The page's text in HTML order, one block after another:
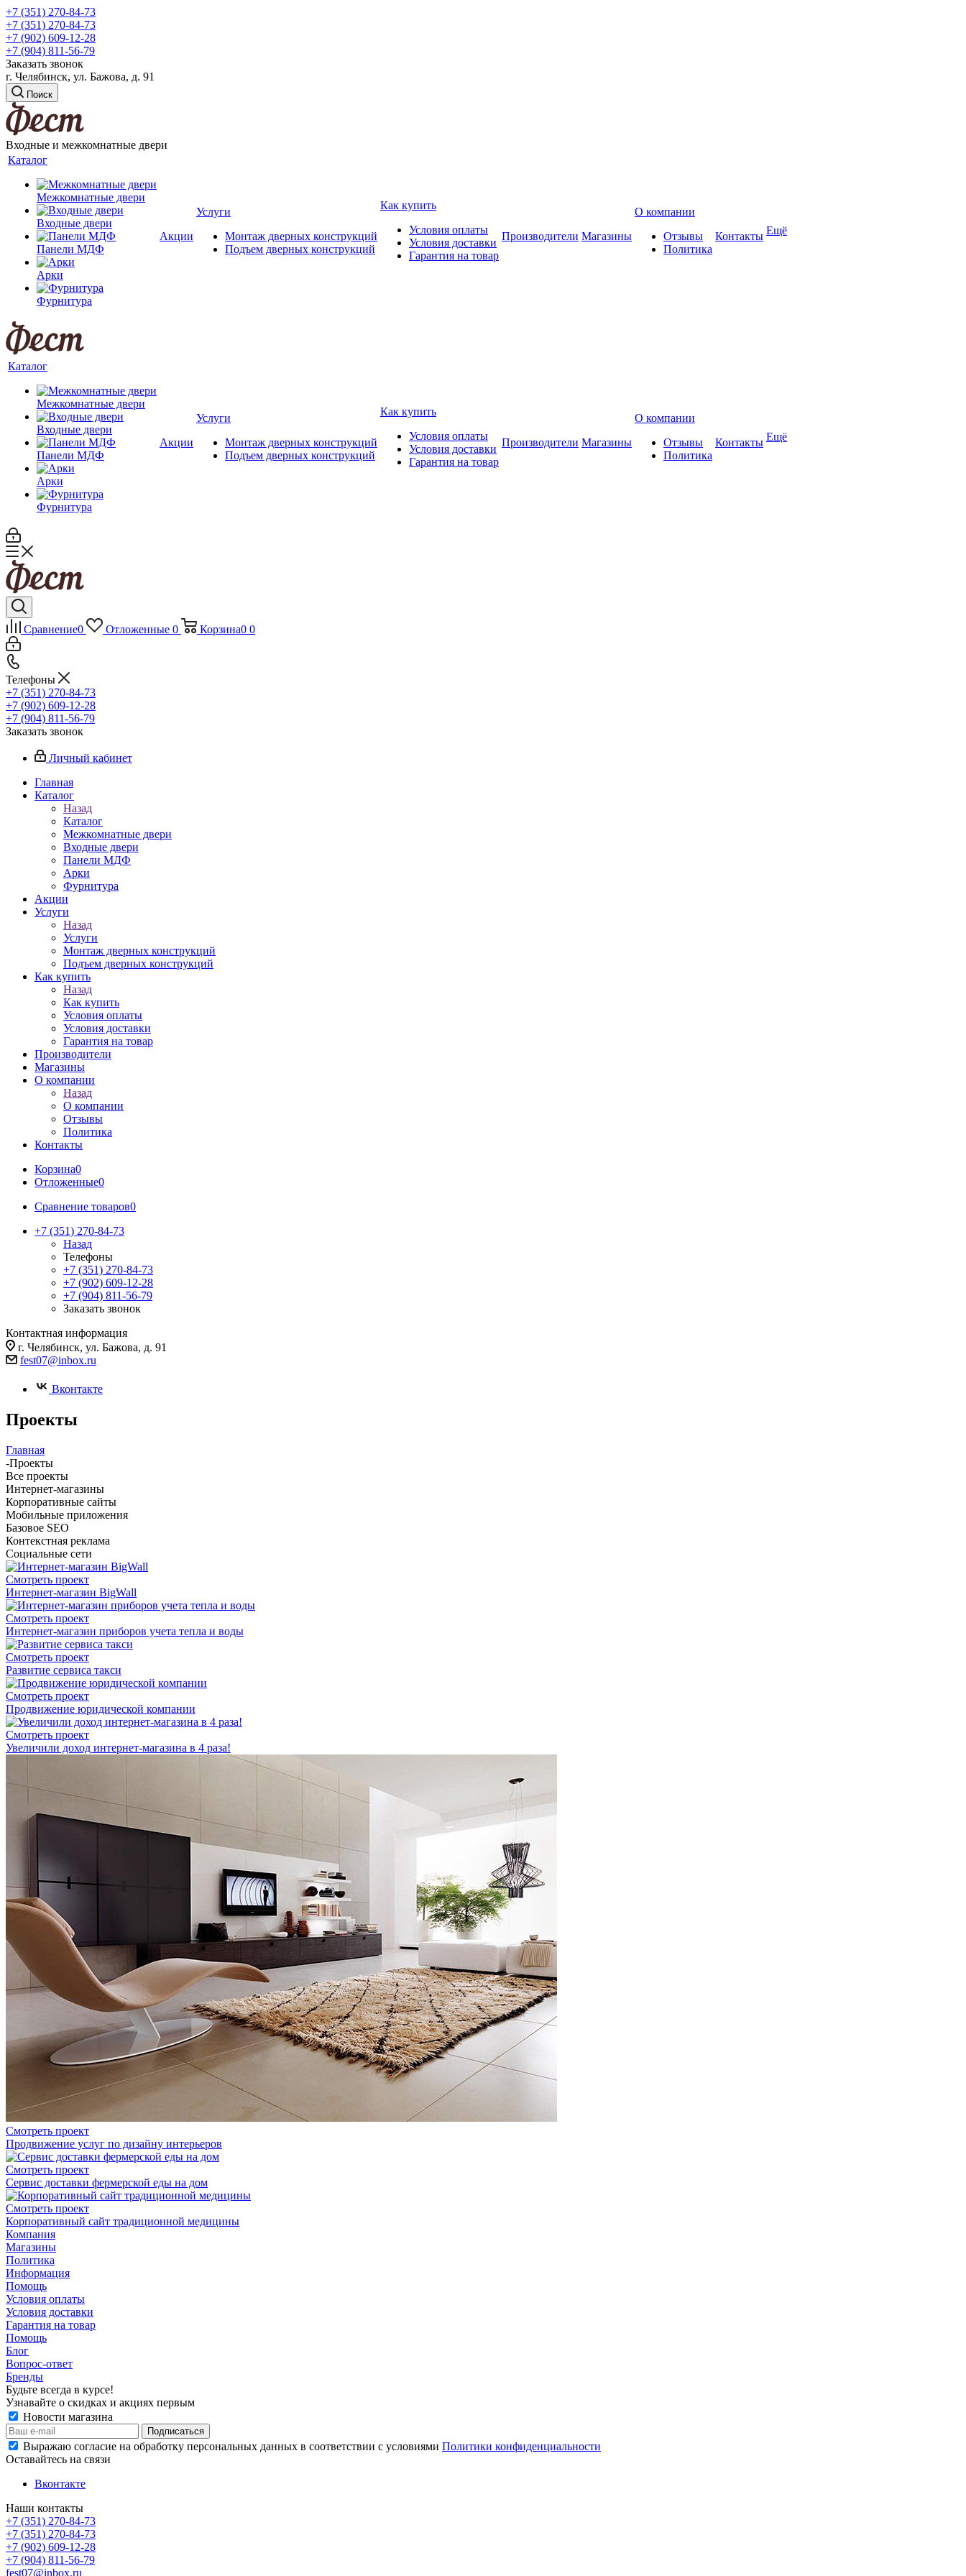
+7 (351) 270-84-73
+7 (351) 270-84-73
+7 (902) 609-12-28
+7 (904) 811-56-79
Заказать звонок
г. Челябинск, ул. Бажова, д. 91
Поиск
Входные и межкомнатные двери
Каталог
Межкомнатные двери
Входные двери
Панели МДФ
Арки
Фурнитура
Акции
Услуги
Монтаж дверных конструкций
Подъем дверных конструкций
Как купить
Условия оплаты
Условия доставки
Гарантия на товар
Производители Магазины
О компании
Отзывы
Политика
Контакты Ещё
Каталог
Межкомнатные двери
Входные двери
Панели МДФ
Арки
Фурнитура
Акции
Услуги
Монтаж дверных конструкций
Подъем дверных конструкций
Как купить
Условия оплаты
Условия доставки
Гарантия на товар
Производители Магазины
О компании
Отзывы
Политика
Контакты Ещё
Сравнение0 Отложенные 0 Корзина0 0
Телефоны
+7 (351) 270-84-73
+7 (902) 609-12-28
+7 (904) 811-56-79
Заказать звонок
Личный кабинет
Главная
Каталог
Назад
Каталог
Межкомнатные двери
Входные двери
Панели МДФ
Арки
Фурнитура
Акции
Услуги
Назад
Услуги
Монтаж дверных конструкций
Подъем дверных конструкций
Как купить
Назад
Как купить
Условия оплаты
Условия доставки
Гарантия на товар
Производители
Магазины
О компании
Назад
О компании
Отзывы
Политика
Контакты
Корзина0
Отложенные0
Сравнение товаров0
+7 (351) 270-84-73
Назад
Телефоны
+7 (351) 270-84-73
+7 (902) 609-12-28
+7 (904) 811-56-79
Заказать звонок
Контактная информация
г. Челябинск, ул. Бажова, д. 91
fest07@inbox.ru
Вконтакте
Проекты
Главная
-Проекты
Все проекты
Интернет-магазины
Корпоративные сайты
Мобильные приложения
Базовое SEO
Контекстная реклама
Социальные сети
Смотреть проект
Интернет-магазин BigWall
Смотреть проект
Интернет-магазин приборов учета тепла и воды
Смотреть проект
Развитие сервиса такси
Смотреть проект
Продвижение юридической компании
Смотреть проект
Увеличили доход интернет-магазина в 4 раза!
Смотреть проект
Продвижение услуг по дизайну интерьеров
Смотреть проект
Сервис доставки фермерской еды на дом
Смотреть проект
Корпоративный сайт традиционной медицины
Компания
Магазины
Политика
Информация
Помощь
Условия оплаты
Условия доставки
Гарантия на товар
Помощь
Блог
Вопрос-ответ
Бренды
Будьте всегда в курсе!
Узнавайте о скидках и акциях первым
Новости магазина
Выражаю согласие на обработку персональных данных в соответствии с условиями Политики конфиденциальности
Оставайтесь на связи
Вконтакте
Наши контакты
+7 (351) 270-84-73
+7 (351) 270-84-73
+7 (902) 609-12-28
+7 (904) 811-56-79
fest07@inbox.ru